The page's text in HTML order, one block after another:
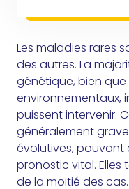
Les maladies rares
des autres. La
génétique, bien
environnementaux,
puissent intervenir.
généralement
évolutives, pouvant
pronostic vital.
de la moitié des